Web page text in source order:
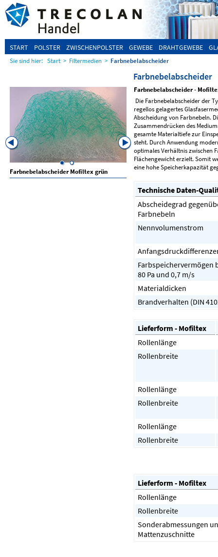
START POLSTER ZWISCHENPOLSTER GEWEBE DRAHTGEWEBE
Sie sind hier: Start > Filtermedien > Farbnebelabscheider
Farbnebelabscheider
Farbnebelabscheider -
Die Farbnebelabscheider der
regellos gelagertes
Abscheidung von Farbnebeln.
Zusammendrücken des
gesamte Materialtiefe zur
steht. Durch Anwendung
optimales Verhältnis zwischen
Flächengewicht erzielt. Somit
eine hohe Speicherkapazität
Technische Daten-
Abscheidegrad
Farbnebeln
Nennvolumenstrom
Farbspeichervermögen
80 Pa und 0,7 m/s
Materialdicken
Brandverhalten (DIN
Lieferform - Mofiltex
Rollenlänge
Rollenbreite
Rollenlänge
Rollenbreite
Rollenlänge
Rollenbreite
Lieferform - Mofiltex
Rollenlänge
Rollenbreite
Sonderabmessungen
Mattenzuschnitte
Farbnebelabscheider Mofiltex grün
Farbnebelabscheider